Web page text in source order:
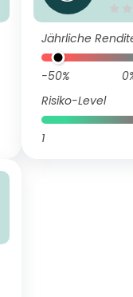
Jährliche
-50%
Risiko-Level
1